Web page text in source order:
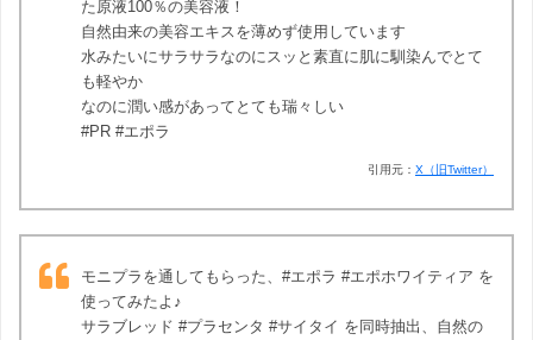
た原液100％の美容液！
自然由来の美容エキスを薄めず使用しています
水みたいにサラサラなのにスッと素直に肌に馴染んでとて
も軽やか
なのに潤い感があってとても瑞々しい
#PR #エポラ
引用元： X（旧Twitter）
モニプラを通してもらった、#エポラ #エポホワイティア を
使ってみたよ♪
サラブレッド #プラセンタ #サイタイ を同時抽出、自然の